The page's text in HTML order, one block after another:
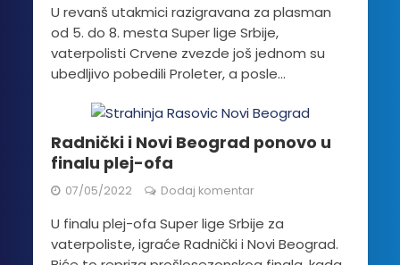
U revanš utakmici razigravana za plasman
od 5. do 8. mesta Super lige Srbije,
vaterpolisti Crvene zvezde još jednom su
ubedljivo pobedili Proleter, a posle...
Radnički i Novi Beograd ponovo u
finalu plej-ofa
07/05/2022 Dodaj komentar
U finalu plej-ofa Super lige Srbije za
vaterpoliste, igraće Radnički i Novi Beograd.